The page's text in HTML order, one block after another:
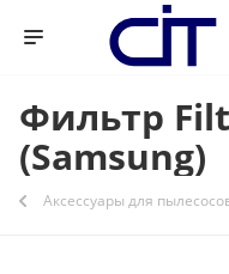
Фильтр
(Samsung)
Аксессуары для